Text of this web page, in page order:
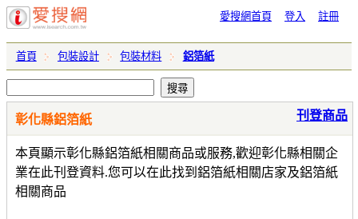
愛搜網首頁 登入 註冊
首頁 包裝設計 包裝材料 鋁箔紙
彰化縣鋁箔紙
本頁顯示彰化縣鋁箔紙相關商品或服務,歡迎彰化縣相關企
業在此刊登資料.您可以在此找到鋁箔紙相關店家及鋁箔紙
相關商品
刊登商品